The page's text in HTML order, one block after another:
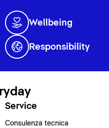
Wellbeing
Responsibility
Service
Consulenza tecnica